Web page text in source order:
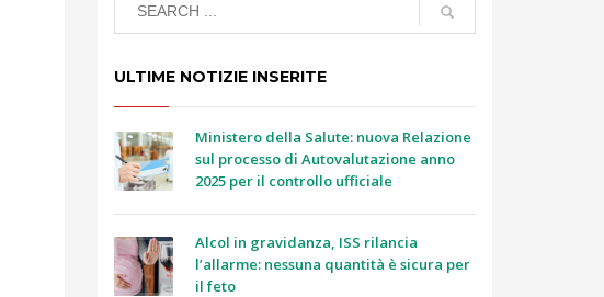
ULTIME NOTIZIE INSERITE
Ministero della Salute: nuova Relazione
sul processo di Autovalutazione anno
2025 per il controllo ufficiale
Alcol in gravidanza, ISS rilancia
l’allarme: nessuna quantità è sicura per
il feto